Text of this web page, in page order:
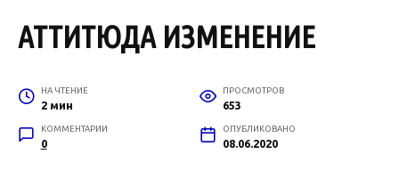
АТТИТЮДА ИЗМЕНЕНИЕ
НА ЧТЕНИЕ
2 мин
ПРОСМОТРОВ
653
КОММЕНТАРИИ
0
ОПУБЛИКОВАНО
08.06.2020